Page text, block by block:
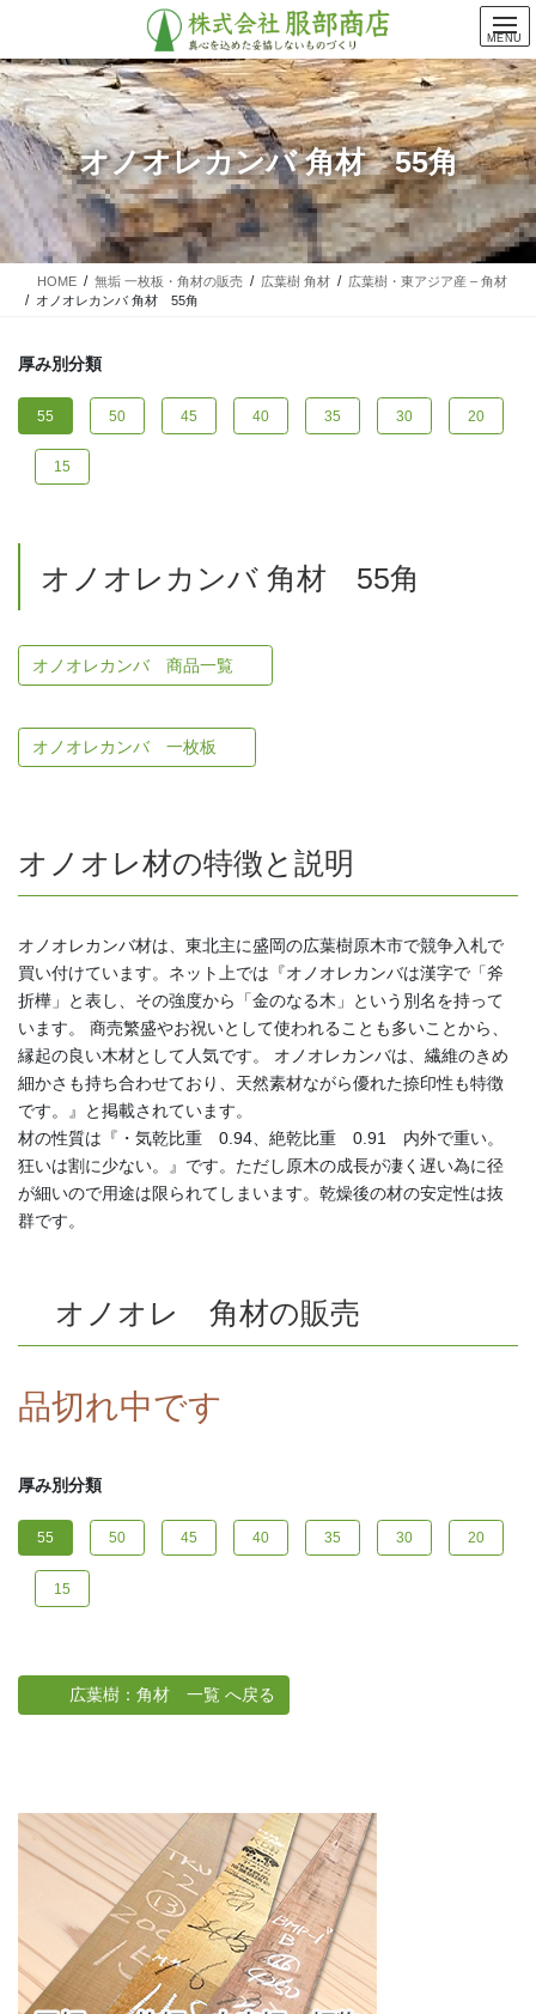
テ
ン
ツ
に
移
ゲ
ー
シ
ョ
ン
オノオレカンバ 角材 55角
HOME 無垢 一枚板・角材の販売 広葉樹 角材
広葉樹・東アジア産 – 角材
オノオレカンバ 角材 55角
厚み別分類
55 50 45 40 35 30 20
15
オノオレカンバ 角材 55角
オノオレカンバ 商品一覧
オノオレカンバ 一枚板
オノオレ材の特徴と説明
オノオレカンバ材は、東北主に盛岡の広葉樹原木市で競争入札で
買い付けています。ネット上では『オノオレカンバは漢字で「斧
折樺」と表し、その強度から「金のなる木」という別名を持って
います。 商売繁盛やお祝いとして使われることも多いことから、
縁起の良い木材として人気です。 オノオレカンバは、繊維のきめ
細かさも持ち合わせており、天然素材ながら優れた捺印性も特徴
です。』と掲載されています。
材の性質は『・気乾比重 0.94、絶乾比重 0.91 内外で重い。
狂いは割に少ない。』です。ただし原木の成長が凄く遅い為に径
が細いので用途は限られてしまいます。乾燥後の材の安定性は抜
群です。
オノオレ 角材の販売
品切れ中です
厚み別分類
55 50 45 40 35 30 20
15
広葉樹：角材 一覧 へ戻る
MENU